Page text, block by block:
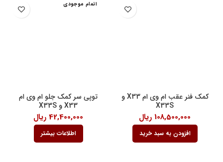
کمک فنر عقب ام وی ام X33 و
X33S
108,500,000 ریال
افزودن به سبد خرید
اتمام موجودی
توپی سر کمک جلو ام وی ام
X33 و X33S
42,400,000 ریال
اطلاعات بیشتر